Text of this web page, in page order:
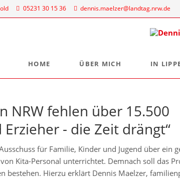
05231 30 15 36 dennis.maelzer@landtag.nrw.de
HOME ÜBER MICH
Meine politischen
IN
Landtag NRW
Platz des Landtags 1
0211 884 - 20 25
NRW fehlen über 15.500
- die Zeit drängt“
für Familie, Kinder und Jugend über ein
Kita-Personal unterrichtet. Demnach soll das
bestehen. Hierzu erklärt Dennis Maelzer,